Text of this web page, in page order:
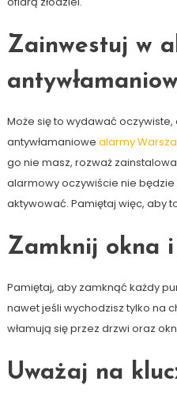
Zainwestuj w
Może się to wydawać
antywłamaniowe alarmy
go nie masz, rozważ
alarmowy oczywiście nie
aktywować. Pamiętaj więc, aby
Zamknij okna
Pamiętaj, aby zamknąć każdy
nawet jeśli wychodzisz tylko na
włamują się przez drzwi oraz
Uważaj na